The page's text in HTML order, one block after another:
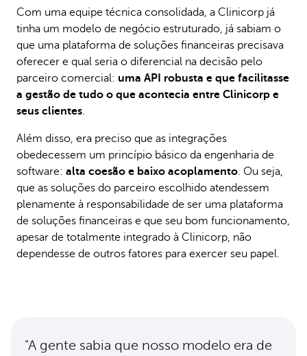
Com uma equipe técnica consolidada, a Clinicorp já
tinha um modelo de negócio estruturado, já sabiam o
que uma plataforma de soluções financeiras precisava
oferecer e qual seria o diferencial na decisão pelo
parceiro comercial: uma API robusta e que facilitasse
a gestão de tudo o que acontecia entre Clinicorp e
seus clientes.
Além disso, era preciso que as integrações
obedecessem um princípio básico da engenharia de
software: alta coesão e baixo acoplamento. Ou seja,
que as soluções do parceiro escolhido atendessem
plenamente à responsabilidade de ser uma plataforma
de soluções financeiras e que seu bom funcionamento,
apesar de totalmente integrado à Clinicorp, não
dependesse de outros fatores para exercer seu papel.
"A gente sabia que nosso modelo era de